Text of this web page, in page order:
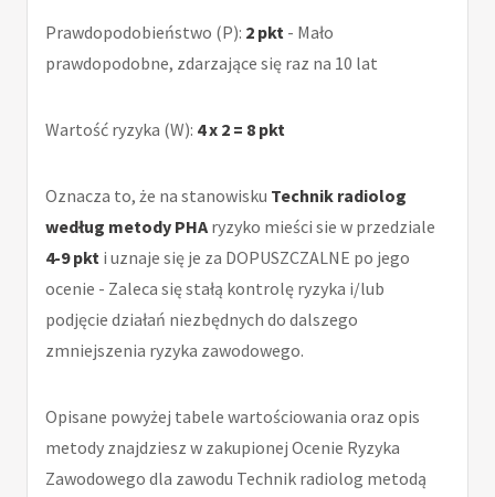
Prawdopodobieństwo (P): 2 pkt - Mało
prawdopodobne, zdarzające się raz na 10 lat
Wartość ryzyka (W): 4 x 2 = 8 pkt
Oznacza to, że na stanowisku Technik radiolog
według metody PHA ryzyko mieści sie w przedziale
4-9 pkt i uznaje się je za DOPUSZCZALNE po jego
ocenie - Zaleca się stałą kontrolę ryzyka i/lub
podjęcie działań niezbędnych do dalszego
zmniejszenia ryzyka zawodowego.
Opisane powyżej tabele wartościowania oraz opis
metody znajdziesz w zakupionej Ocenie Ryzyka
Zawodowego dla zawodu Technik radiolog metodą